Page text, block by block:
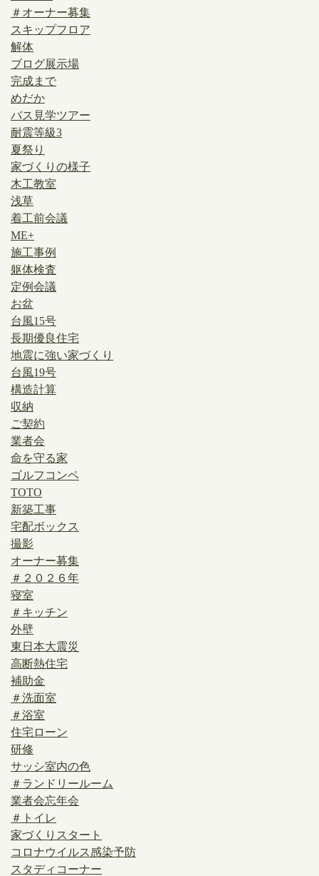
＃オーナー募集
スキップフロア
解体
ブログ展示場
完成まで
めだか
バス見学ツアー
耐震等級3
夏祭り
家づくりの様子
木工教室
浅草
着工前会議
ME+
施工事例
躯体検査
定例会議
お盆
台風15号
長期優良住宅
地震に強い家づくり
台風19号
構造計算
収納
ご契約
業者会
命を守る家
ゴルフコンペ
TOTO
新築工事
宅配ボックス
撮影
オーナー募集
＃２０２６年
寝室
＃キッチン
外壁
東日本大震災
高断熱住宅
補助金
＃洗面室
＃浴室
住宅ローン
研修
サッシ室内の色
＃ランドリールーム
業者会忘年会
＃トイレ
家づくりスタート
コロナウイルス感染予防
スタディコーナー